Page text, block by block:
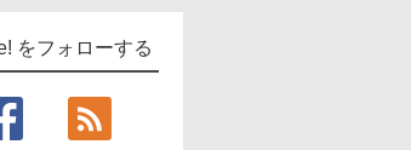
をフォローする